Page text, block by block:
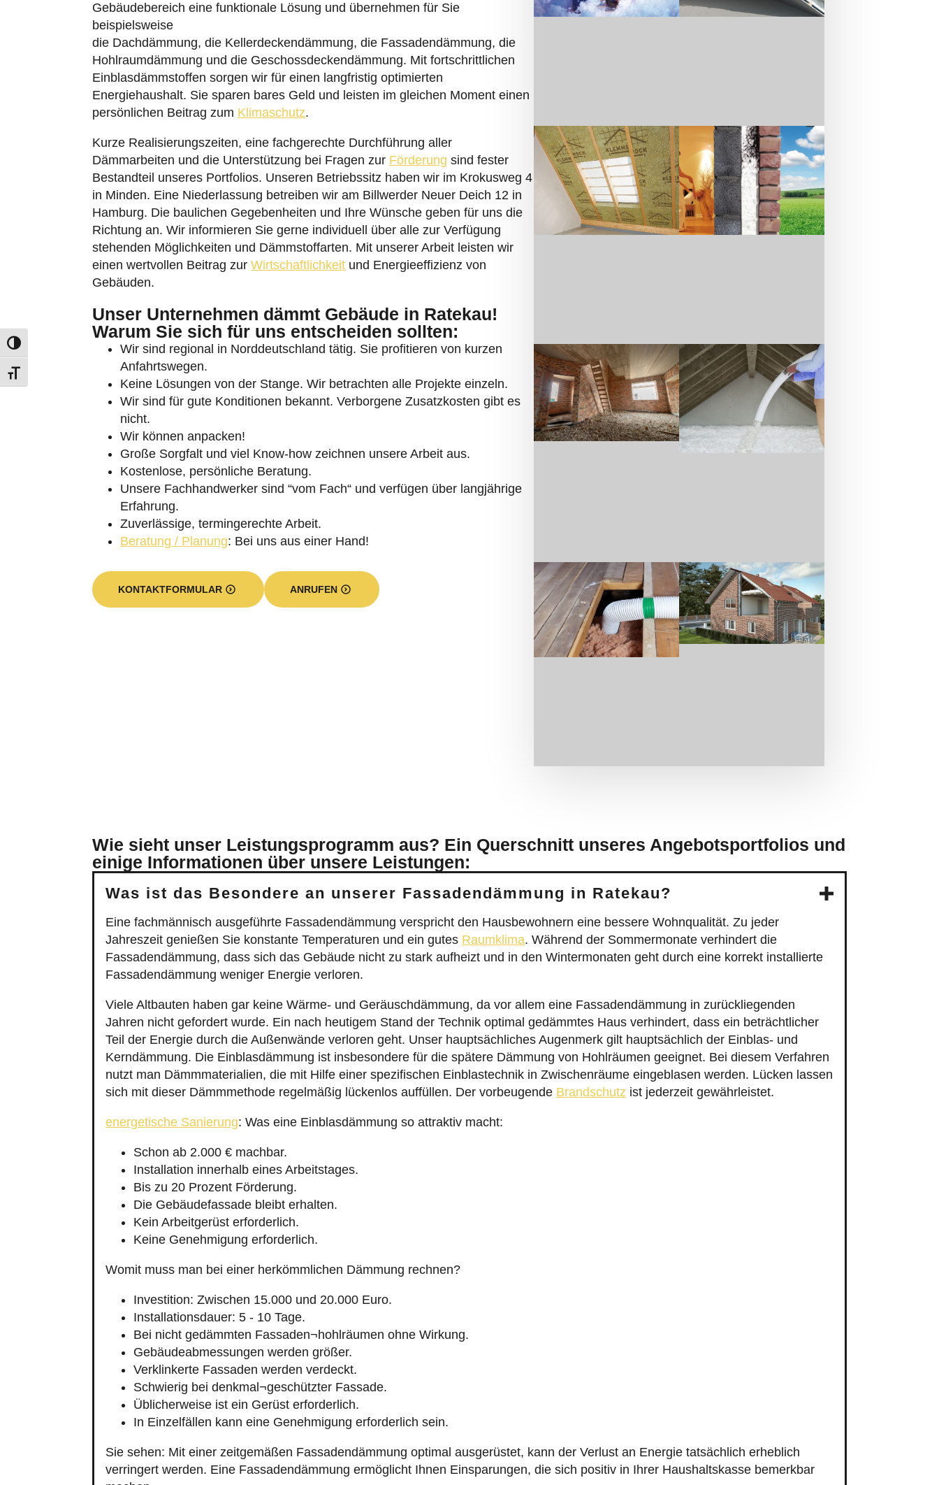
Umschalten auf hohe Kontraste
Schrift vergrößern
Gebäudebereich eine funktionale Lösung und übernehmen für Sie
beispielsweise
die Dachdämmung, die Kellerdeckendämmung, die Fassadendämmung, die
Hohlraumdämmung und die Geschossdeckendämmung. Mit fortschrittlichen
Einblasdämmstoffen sorgen wir für einen langfristig optimierten
Energiehaushalt. Sie sparen bares Geld und leisten im gleichen Moment einen
persönlichen Beitrag zum Klimaschutz.
Kurze Realisierungszeiten, eine fachgerechte Durchführung aller
Dämmarbeiten und die Unterstützung bei Fragen zur Förderung sind fester
Bestandteil unseres Portfolios. Unseren Betriebssitz haben wir im Krokusweg 4
in Minden. Eine Niederlassung betreiben wir am Billwerder Neuer Deich 12 in
Hamburg. Die baulichen Gegebenheiten und Ihre Wünsche geben für uns die
Richtung an. Wir informieren Sie gerne individuell über alle zur Verfügung
stehenden Möglichkeiten und Dämmstoffarten. Mit unserer Arbeit leisten wir
einen wertvollen Beitrag zur Wirtschaftlichkeit und Energieeffizienz von
Gebäuden.
Unser Unternehmen dämmt Gebäude in Ratekau!
Warum Sie sich für uns entscheiden sollten:
Wir sind regional in Norddeutschland tätig. Sie profitieren von kurzen
Anfahrtswegen.
Keine Lösungen von der Stange. Wir betrachten alle Projekte einzeln.
Wir sind für gute Konditionen bekannt. Verborgene Zusatzkosten gibt es
nicht.
Wir können anpacken!
Große Sorgfalt und viel Know-how zeichnen unsere Arbeit aus.
Kostenlose, persönliche Beratung.
Unsere Fachhandwerker sind “vom Fach“ und verfügen über langjährige
Erfahrung.
Zuverlässige, termingerechte Arbeit.
Beratung / Planung: Bei uns aus einer Hand!
KONTAKTFORMULAR ANRUFEN
Wie sieht unser Leistungsprogramm aus? Ein Querschnitt unseres Angebotsportfolios und
einige Informationen über unsere Leistungen:
Was ist das Besondere an unserer Fassadendämmung in Ratekau?
Eine fachmännisch ausgeführte Fassadendämmung verspricht den Hausbewohnern eine bessere Wohnqualität. Zu jeder
Jahreszeit genießen Sie konstante Temperaturen und ein gutes Raumklima. Während der Sommermonate verhindert die
Fassadendämmung, dass sich das Gebäude nicht zu stark aufheizt und in den Wintermonaten geht durch eine korrekt installierte
Fassadendämmung weniger Energie verloren.
Viele Altbauten haben gar keine Wärme- und Geräuschdämmung, da vor allem eine Fassadendämmung in zurückliegenden
Jahren nicht gefordert wurde. Ein nach heutigem Stand der Technik optimal gedämmtes Haus verhindert, dass ein beträchtlicher
Teil der Energie durch die Außenwände verloren geht. Unser hauptsächliches Augenmerk gilt hauptsächlich der Einblas- und
Kerndämmung. Die Einblasdämmung ist insbesondere für die spätere Dämmung von Hohlräumen geeignet. Bei diesem Verfahren
nutzt man Dämmmaterialien, die mit Hilfe einer spezifischen Einblastechnik in Zwischenräume eingeblasen werden. Lücken lassen
sich mit dieser Dämmmethode regelmäßig lückenlos auffüllen. Der vorbeugende Brandschutz ist jederzeit gewährleistet.
energetische Sanierung: Was eine Einblasdämmung so attraktiv macht:
Schon ab 2.000 € machbar.
Installation innerhalb eines Arbeitstages.
Bis zu 20 Prozent Förderung.
Die Gebäudefassade bleibt erhalten.
Kein Arbeitgerüst erforderlich.
Keine Genehmigung erforderlich.
Womit muss man bei einer herkömmlichen Dämmung rechnen?
Investition: Zwischen 15.000 und 20.000 Euro.
Installationsdauer: 5 - 10 Tage.
Bei nicht gedämmten Fassaden¬hohlräumen ohne Wirkung.
Gebäudeabmessungen werden größer.
Verklinkerte Fassaden werden verdeckt.
Schwierig bei denkmal¬geschützter Fassade.
Üblicherweise ist ein Gerüst erforderlich.
In Einzelfällen kann eine Genehmigung erforderlich sein.
Sie sehen: Mit einer zeitgemäßen Fassadendämmung optimal ausgerüstet, kann der Verlust an Energie tatsächlich erheblich
verringert werden. Eine Fassadendämmung ermöglicht Ihnen Einsparungen, die sich positiv in Ihrer Haushaltskasse bemerkbar